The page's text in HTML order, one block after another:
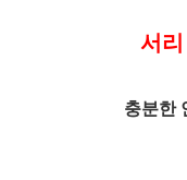
서
충분한